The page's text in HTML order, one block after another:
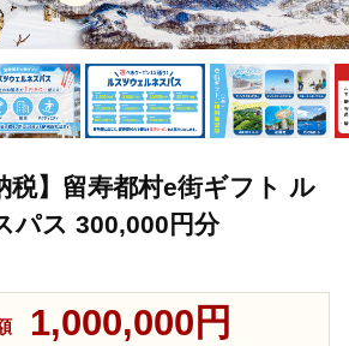
税】留寿都村e街ギフト ル
パス 300,000円分
1,000,000円